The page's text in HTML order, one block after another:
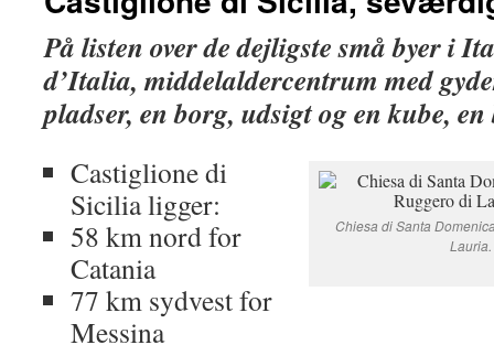
På listen over de dejligste små byer i
d’Italia,middelaldercentrum med
pladser, en borg, udsigt og en kube,
Chiesa di Santa
Castiglione di
Sicilia ligger:
58 km nord for
Catania
77 km sydvest for
Messina